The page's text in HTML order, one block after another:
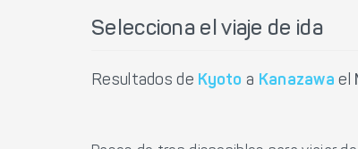
Selecciona el viaje de ida
Resultados de Kyoto a Kanazawa el